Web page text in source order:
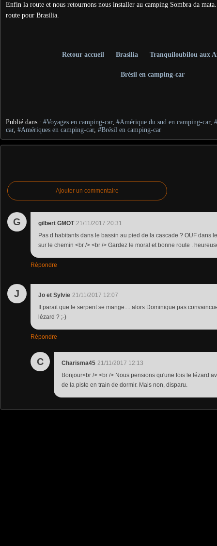
Enfin la route et nous retournons nous installer au camping Sombra da
route pour Brasilia.
Retour accueil Brasilia Tranquiloubilou aux
Brésil en camping-car
Publié dans : #Voyages en camping-car, #Amérique du sud en camping-car,
car, #Amériques en camping-car, #Brésil en camping-car
Ajouter un commentaire
G gilbert GMOT 21/11/2017 20:31
Pas d habitants dans le bassin au pied de la cascade ? OUF dans
sur le chemin <br /> <br /> Gardez le moral et bonne route .
Répondre
J Jo et Sylvie 21/11/2017 12:07
Il parait que le serpent se mange.... alors Dominique pas
lézard ? ;-)
Répondre
C Charisma45 21/11/2017 12:13
Bonjour<br /> <br /> Nous pensions qu'une fois le lézard
de la piste en train de dormir. Mais non, disparu.